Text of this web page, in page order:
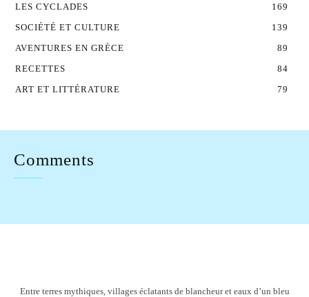
LES CYCLADES
169
SOCIÉTÉ ET CULTURE
139
AVENTURES EN GRÈCE
89
RECETTES
84
ART ET LITTÉRATURE
79
Comments
Entre terres mythiques, villages éclatants de blancheur et eaux d’un bleu